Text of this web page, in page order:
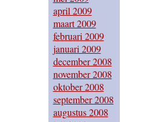
april 2009
maart 2009
februari 2009
januari 2009
december 2008
november 2008
oktober 2008
september 2008
augustus 2008